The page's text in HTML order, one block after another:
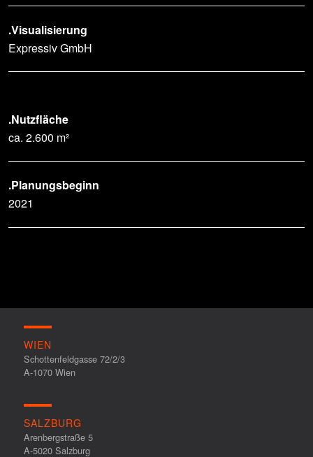
.Visualisierung
Expressiv GmbH
.Nutzfläche
ca. 2.600 m²
.Planungsbeginn
2021
WIEN
Schottenfeldgasse 72/2/3
A-1070 Wien
SALZBURG
Arenbergstraße 5
A-5020 Salzburg